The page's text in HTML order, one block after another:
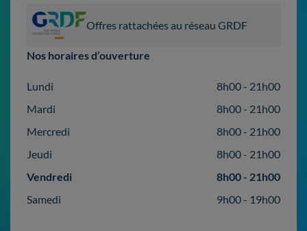
Offres rattachées au réseau GRDF
Nos horaires d’ouverture
Lundi
8h00 - 21h00
Mardi
8h00 - 21h00
Mercredi
8h00 - 21h00
Jeudi
8h00 - 21h00
Vendredi
8h00 - 21h00
Samedi
9h00 - 19h00